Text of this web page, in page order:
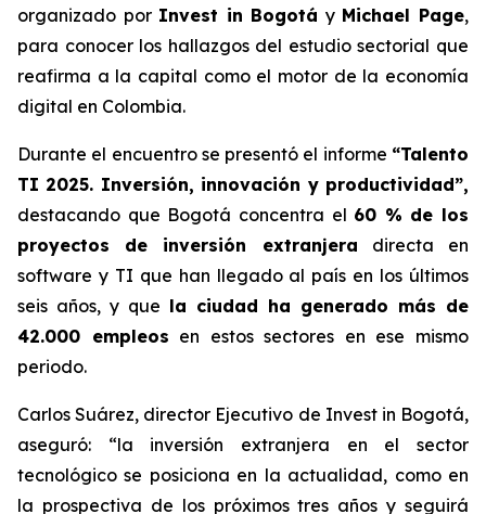
organizado por Invest in Bogotá y Michael Page,
para conocer los hallazgos del estudio sectorial que
reafirma a la capital como el motor de la economía
digital en Colombia.
Durante el encuentro se presentó el informe “Talento
TI 2025. Inversión, innovación y productividad”,
destacando que Bogotá concentra el 60 % de los
proyectos de inversión extranjera directa en
software y TI que han llegado al país en los últimos
seis años, y que la ciudad ha generado más de
42.000 empleos en estos sectores en ese mismo
periodo.
Carlos Suárez, director Ejecutivo de Invest in Bogotá,
aseguró: “la inversión extranjera en el sector
tecnológico se posiciona en la actualidad, como en
la prospectiva de los próximos tres años y seguirá